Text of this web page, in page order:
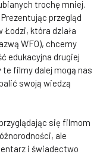
trochę mniej.
przegląd
która działa
WFO), chcemy
edukacyjna drugiej
te filmy dalej mogą nas
swoją wiedzą
się filmom
ale
i świadectwo